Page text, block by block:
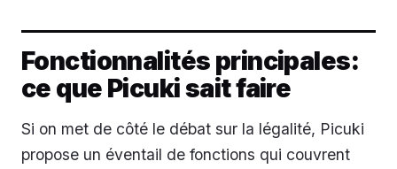
Fonctionnalités principales:
ce que Picuki sait faire
Si on met de côté le débat sur la légalité, Picuki
propose un éventail de fonctions qui couvrent